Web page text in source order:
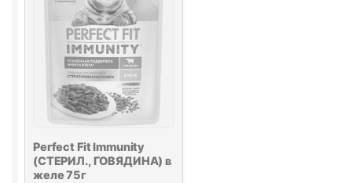
Perfect Fit Immunity
(СТЕРИЛ., ГОВЯДИНА) в
желе 75г